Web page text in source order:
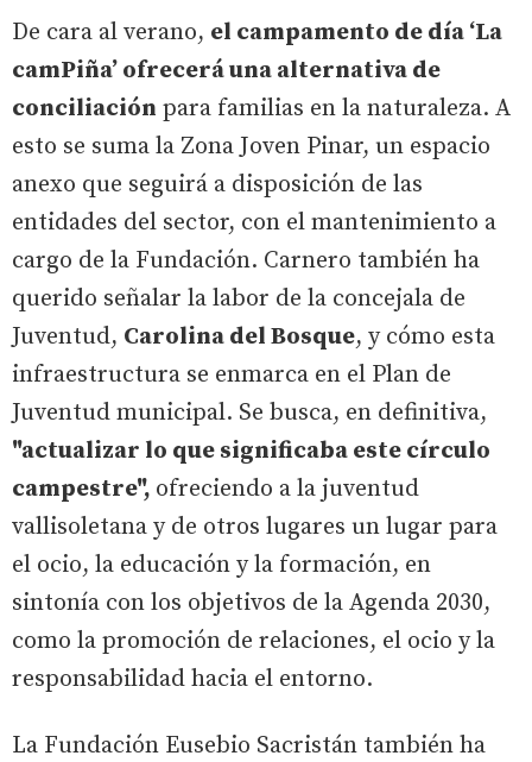
De cara al verano, el campamento de día ‘La
camPiña’ ofrecerá una alternativa de
conciliación para familias en la naturaleza. A
esto se suma la Zona Joven Pinar, un espacio
anexo que seguirá a disposición de las
entidades del sector, con el mantenimiento a
cargo de la Fundación. Carnero también ha
querido señalar la labor de la concejala de
Juventud, Carolina del Bosque, y cómo esta
infraestructura se enmarca en el Plan de
Juventud municipal. Se busca, en definitiva,
"actualizar lo que significaba este círculo
campestre", ofreciendo a la juventud
vallisoletana y de otros lugares un lugar para
el ocio, la educación y la formación, en
sintonía con los objetivos de la Agenda 2030,
como la promoción de relaciones, el ocio y la
responsabilidad hacia el entorno.
La Fundación Eusebio Sacristán también ha